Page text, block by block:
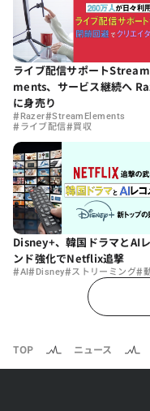
ライブ配信サポート
ments、サービス継続へ
に身売り
#Razer#StreamElements
#ライブ配信#買収
Disney+、韓国ドラマとAI
ンド強化でNetflix追撃
#AI#Disney#ストリーミング#
TOP ニュース